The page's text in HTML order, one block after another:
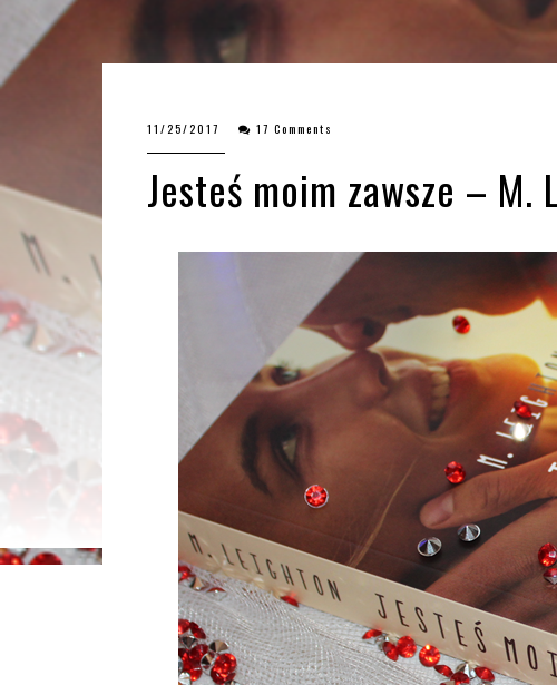
11/25/2017 17 Comments
Jesteś moim zawsze – M.